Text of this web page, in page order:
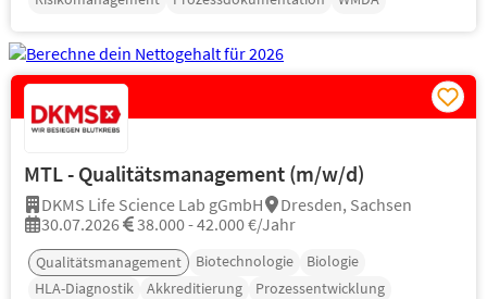
MTL - Qualitätsmanagement (m/w/d)
DKMS Life Science Lab gGmbH
Dresden, Sachsen
30.07.2026
38.000 - 42.000 €/Jahr
Qualitätsmanagement Biotechnologie
Biologie
HLA-Diagnostik
Akkreditierung
Prozessentwicklung